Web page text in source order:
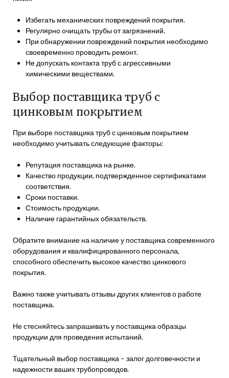
Избегать механических повреждений покрытия.
Регулярно очищать трубы от загрязнений.
При обнаружении повреждений покрытия необходимо
своевременно проводить ремонт.
Не допускать контакта труб с агрессивными
химическими веществами.
Выбор поставщика труб с
цинковым покрытием
При выборе поставщика труб с цинковым покрытием
необходимо учитывать следующие факторы:
Репутация поставщика на рынке.
Качество продукции, подтвержденное сертификатами
соответствия.
Сроки поставки.
Стоимость продукции.
Наличие гарантийных обязательств.
Обратите внимание на наличие у поставщика современного
оборудования и квалифицированного персонала,
способного обеспечить высокое качество цинкового
покрытия.
Важно также учитывать отзывы других клиентов о работе
поставщика.
Не стесняйтесь запрашивать у поставщика образцы
продукции для проведения испытаний.
Тщательный выбор поставщика – залог долговечности и
надежности ваших трубопроводов.